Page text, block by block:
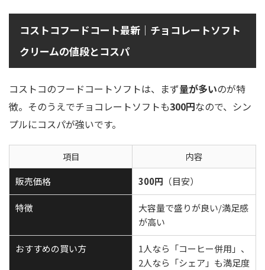
コストコフードコート最新｜チョコレートソフト
クリームの値段とコスパ
コストコのフードコートソフトは、まず量が多いのが特
徴。そのうえでチョコレートソフトも300円なので、シン
プルにコスパが強いです。
項目
内容
販売価格
300円 （目安）
特徴
大容量で盛りが良い/満足感
が高い
おすすめの買い方
1人なら「コーヒー併用」、
2人なら「シェア」も満足度